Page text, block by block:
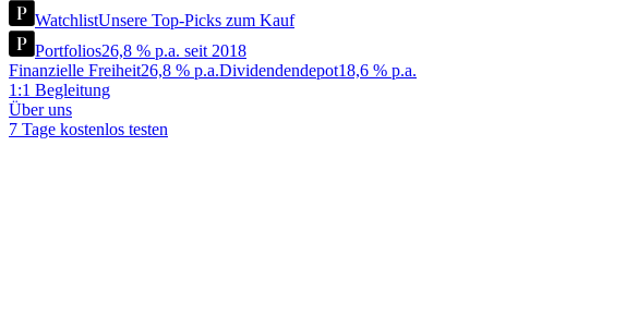
WatchlistUnsere Top-Picks zum Kauf
Portfolios26,8 % p.a. seit 2018
Finanzielle Freiheit26,8 % p.a.Dividendendepot18,6 % p.a.
1:1 Begleitung
Über uns
7 Tage kostenlos testen